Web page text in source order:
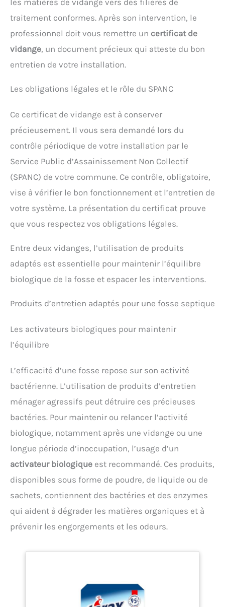
traitement conformes. Après son intervention, le
professionnel doit vous remettre un certificat de
vidange, un document précieux qui atteste du bon
entretien de votre installation.
Les obligations légales et le rôle du SPANC
Ce certificat de vidange est à conserver
précieusement. Il vous sera demandé lors du
contrôle périodique de votre installation par le
Service Public d’Assainissement Non Collectif
(SPANC) de votre commune. Ce contrôle, obligatoire,
vise à vérifier le bon fonctionnement et l’entretien de
votre système. La présentation du certificat prouve
que vous respectez vos obligations légales.
Entre deux vidanges, l’utilisation de produits
adaptés est essentielle pour maintenir l’équilibre
biologique de la fosse et espacer les interventions.
Produits d’entretien adaptés pour une fosse septique
Les activateurs biologiques pour maintenir
l’équilibre
L’efficacité d’une fosse repose sur son activité
bactérienne. L’utilisation de produits d’entretien
ménager agressifs peut détruire ces précieuses
bactéries. Pour maintenir ou relancer l’activité
biologique, notamment après une vidange ou une
longue période d’inoccupation, l’usage d’un
activateur biologique est recommandé. Ces produits,
disponibles sous forme de poudre, de liquide ou de
sachets, contiennent des bactéries et des enzymes
qui aident à dégrader les matières organiques et à
prévenir les engorgements et les odeurs.